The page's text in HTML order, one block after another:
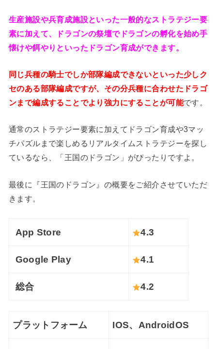
生産施設や兵育成施設といった一般的なストラテジー要
素に加えて、ドラゴンの祭壇でドラゴンの孵化を始め手
懐けや餌やりといったドラゴン育成ができます。
同じ兵種の騎士でしか部隊編成できないといった少しク
セのある部隊編成ですが、その分兵種に合わせたドラゴ
ンまで編成することでより強力にすることが可能です。
通常のストラテジー要素に加えてドラゴン育成や3マッ
チパズルまで楽しめるリアルタイムストラテジーを探し
ているなら、「王国のドラゴン」がぴったりですよ。
最後に『王国のドラゴン』の概要をご紹介させていただ
きます。
App Store 4.3
Google Play 4.1
総合 4.2
プラットフォーム IOS、AndroidOS